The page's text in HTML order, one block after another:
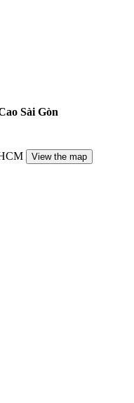
Sài Gòn
View the map